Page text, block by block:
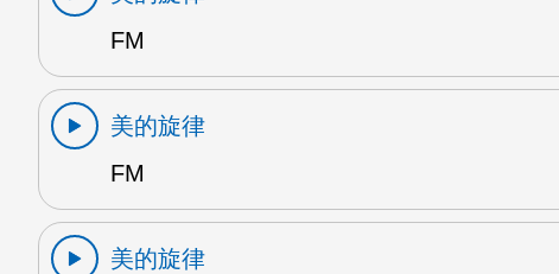
FM
美的旋律
FM
美的旋律